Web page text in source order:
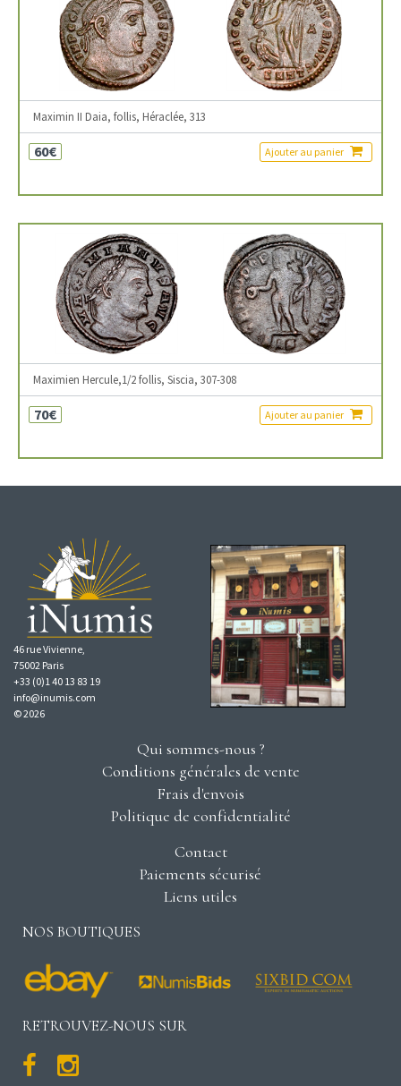
Maximin II Daia, follis, Héraclée, 313
60€ Ajouter au panier
Maximien Hercule,1/2 follis, Siscia, 307-308
70€ Ajouter au panier
46 rue Vivienne,
75002 Paris
+33 (0)1 40 13 83 19
info@inumis.com
© 2026
Qui sommes-nous ?
Conditions générales de vente
Frais d'envois
Politique de confidentialité
Contact
Paiements sécurisé
Liens utiles
NOS BOUTIQUES
RETROUVEZ-NOUS SUR